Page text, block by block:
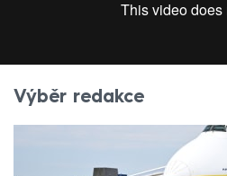
Výběr redakce